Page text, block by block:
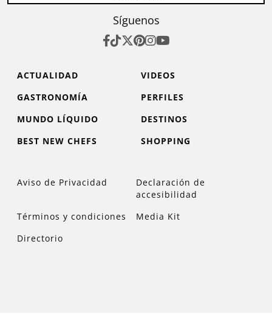
Síguenos
ACTUALIDAD
VIDEOS
GASTRONOMÍA
PERFILES
MUNDO LÍQUIDO
DESTINOS
BEST NEW CHEFS
SHOPPING
Aviso de Privacidad
Declaración de
accesibilidad
Términos y condiciones
Media Kit
Directorio